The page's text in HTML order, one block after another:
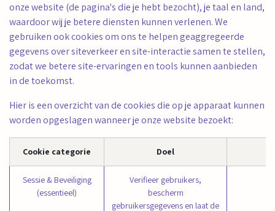
onze website (de pagina's die je hebt bezocht), je taal en land,
waardoor wij je betere diensten kunnen verlenen. We
gebruiken ook cookies om ons te helpen geaggregeerde
gegevens over siteverkeer en site-interactie samen te stellen,
zodat we betere site-ervaringen en tools kunnen aanbieden
in de toekomst.
Hier is een overzicht van de cookies die op je apparaat kunnen
worden opgeslagen wanneer je onze website bezoekt:
Cookie categorie Doel
Sessie & Beveiliging
(essentieel)
Verifieer gebruikers,
bescherm
gebruikersgegevens en laat de